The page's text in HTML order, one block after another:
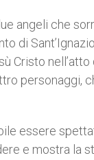
angeli che
di
Cristo
personaggi,
essere
e mostra la